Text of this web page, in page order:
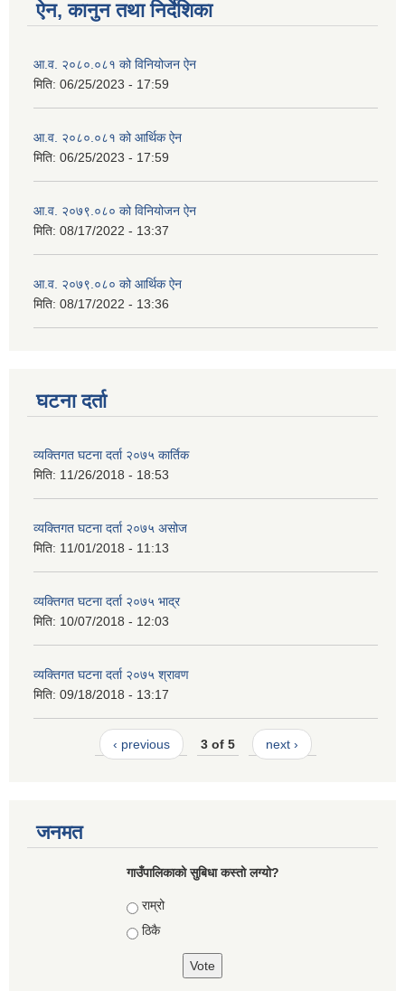
ऐन, कानुन तथा निर्देशिका
आ.व. २०८०.०८१ को विनियोजन ऐन
मिति: 06/25/2023 - 17:59
आ.व. २०८०.०८१ को आर्थिक ऐन
मिति: 06/25/2023 - 17:59
आ.व. २०७९.०८० को विनियोजन ऐन
मिति: 08/17/2022 - 13:37
आ.व. २०७९.०८० को आर्थिक ऐन
मिति: 08/17/2022 - 13:36
घटना दर्ता
व्यक्तिगत घटना दर्ता २०७५ कार्तिक
मिति: 11/26/2018 - 18:53
व्यक्तिगत घटना दर्ता २०७५ असोज
मिति: 11/01/2018 - 11:13
व्यक्तिगत घटना दर्ता २०७५ भाद्र
मिति: 10/07/2018 - 12:03
व्यक्तिगत घटना दर्ता २०७५ श्रावण
मिति: 09/18/2018 - 13:17
‹ previous 3 of 5 next ›
जनमत
गाउँपालिकाको सुबिधा कस्तो लग्यो?
Choices
राम्रो
ठिकै